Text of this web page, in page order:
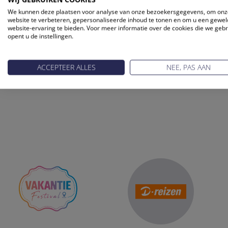
zie je met name sinds de inwerkingtreding van de
verantwoordelijk voor Consumentenzaken bij de ANVR.
De andere leden van de Geschillencommissie Reizen
Crijnen.
We kunnen deze plaatsen voor analyse van onze bezoekersgegevens, om
website te verbeteren, gepersonaliseerde inhoud te tonen en om u een
website-ervaring te bieden. Voor meer informatie over de cookies die we
opent u de instellingen.
ACCEPTEER ALLES NEE, PAS AAN